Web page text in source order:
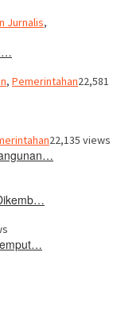
Jurnalis,
, Pemerintahan22,581
22,135 views